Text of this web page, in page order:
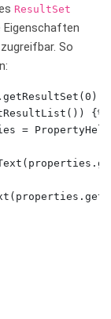
ResultSet
Eigenschaften
zugreifbar. So
{%>
=